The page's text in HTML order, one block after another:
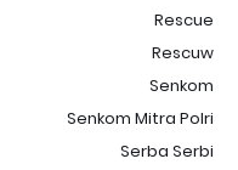
Rescue
Rescuw
Senkom
Senkom Mitra Polri
Serba Serbi